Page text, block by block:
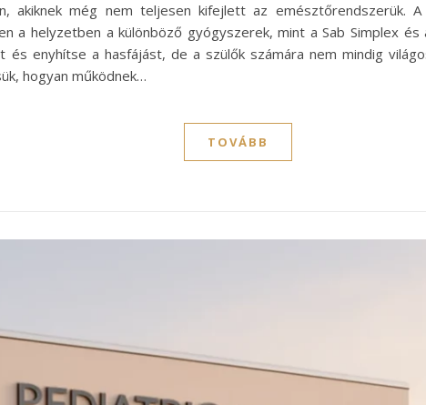
akiknek még nem teljesen kifejlett az emésztőrendszerük.
a helyzetben a különböző gyógyszerek, mint a Sab Simplex
enyhítse a hasfájást, de a szülők számára nem mindig
hogyan működnek…
TOVÁBB